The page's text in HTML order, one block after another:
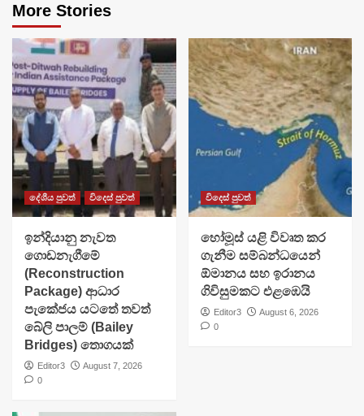
More Stories
දේශීය පුවත් විදෙස් පුවත්
ඉන්දියානු නැවත
ගොඩනැගීමේ
(Reconstruction
Package) ආධාර
පැකේජය යටතේ තවත්
බේලි පාලම් (Bailey
Bridges) තොගයක්
Editor3
August 7, 2026
0
විදෙස් පුවත්
හෝමූස් යළි විවෘත කර
ගැනීම සම්බන්ධයෙන්
ඕමානය සහ ඉරානය
ගිවිසුමකට එළඹෙයි
Editor3
August 6, 2026
0